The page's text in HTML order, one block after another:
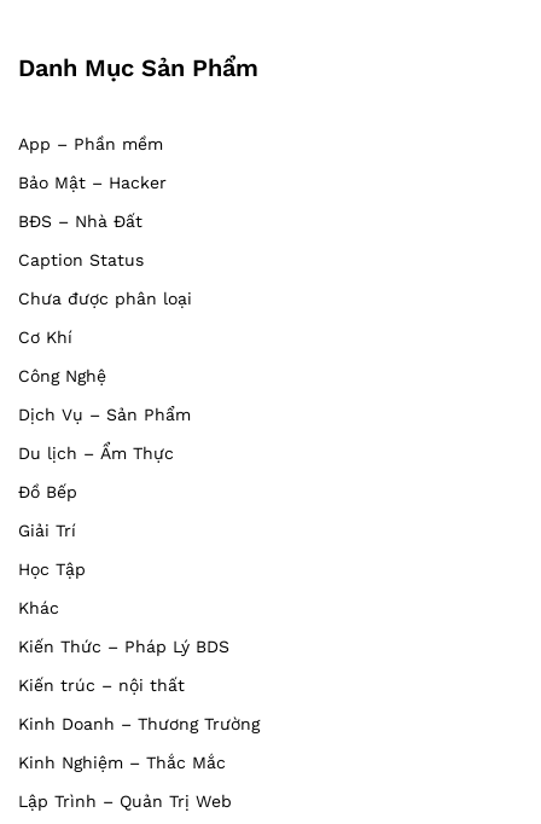
Danh Mục Sản Phẩm
App – Phần mềm
Bảo Mật – Hacker
BĐS – Nhà Đất
Caption Status
Chưa được phân loại
Cơ Khí
Công Nghệ
Dịch Vụ – Sản Phẩm
Du lịch – Ẩm Thực
Đồ Bếp
Giải Trí
Học Tập
Khác
Kiến Thức – Pháp Lý BDS
Kiến trúc – nội thất
Kinh Doanh – Thương Trường
Kinh Nghiệm – Thắc Mắc
Lập Trình – Quản Trị Web